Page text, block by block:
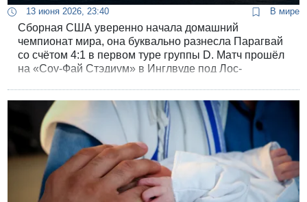
13 июня 2026, 23:40 В мире
Сборная США уверенно начала домашний
чемпионат мира, она буквально разнесла Парагвай
со счётом 4:1 в первом туре группы D. Матч прошёл
на «Соу-Фай Стэдиум» в Инглвуде под Лос-